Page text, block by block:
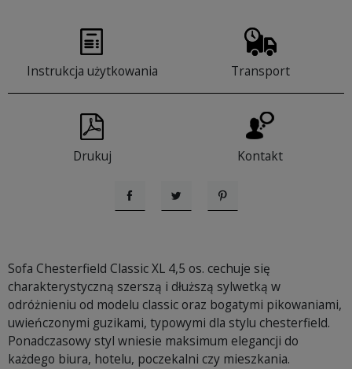
Instrukcja użytkowania Transport
Drukuj Kontakt
UdostępnijTweetujPinterest
Sofa Chesterfield Classic XL 4,5 os. cechuje się
charakterystyczną szerszą i dłuższą sylwetką w
odróżnieniu od modelu classic oraz bogatymi pikowaniami,
uwieńczonymi guzikami, typowymi dla stylu chesterfield.
Ponadczasowy styl wniesie maksimum elegancji do
każdego biura, hotelu, poczekalni czy mieszkania.